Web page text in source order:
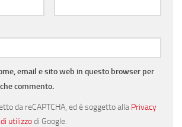
email e sito web in questo browser per
commento.
da reCAPTCHA, ed è soggetto alla Privacy
utilizzodi Google.